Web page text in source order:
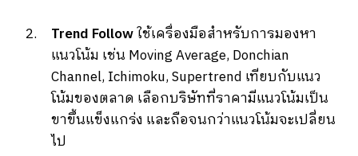
Trend Followใช้เครื่องมือสำหรับการมองหา
แนวโน้ม เช่น Moving Average, Donchian
Channel, Ichimoku, Supertrend เทียบกับแนว
โน้มของตลาด เลือกบริษัทที่ราคามีแนวโน้มเป็น
ขาขึ้นแข็งแกร่ง และถือจนกว่าแนวโน้มจะเปลี่ยน
ไป